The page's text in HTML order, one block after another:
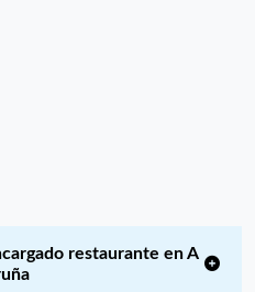
restaurante en A